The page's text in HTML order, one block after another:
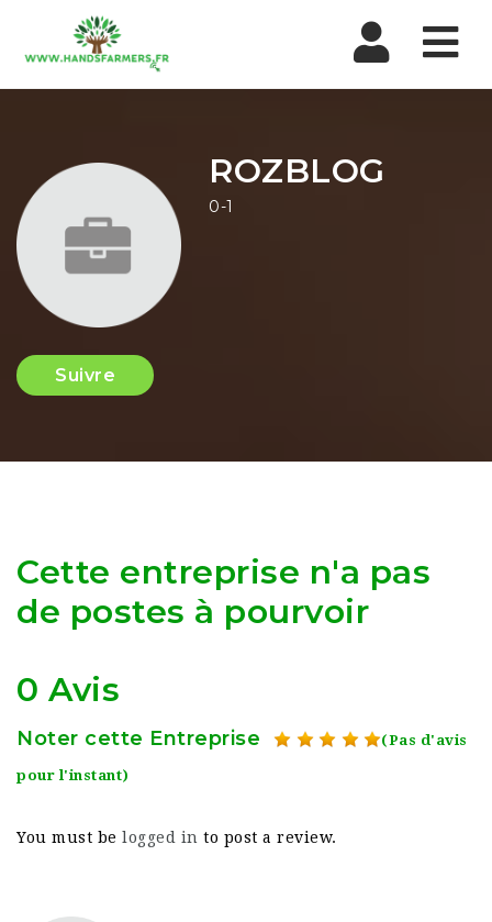
ROZBLOG
0-1
Suivre
Cette entreprise n'a pas
de postes à pourvoir
0 Avis
Noter cette Entreprise (Pas d'avis
pour l'instant)
You must be logged in to post a review.